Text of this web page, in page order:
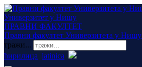
Универзитет у Нишу
ПРАВНИ ФАКУЛТЕТ
Правни факултет Универзитета у Нишу
тражи...
ћирилица latinica